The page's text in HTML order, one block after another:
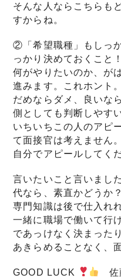
そんな人ならこちらも
すからね。
②「希望職種」もしっ
っかり決めておくこと
何がやりたいのか、が
進みます。これホント。
だめならダメ、良いな
側としても判断しやすい
いちいちこの人のアピ
て面接官は考えません。
自分でアピールしてく
言いたいこと言いまし
代なら、素直かどうか
専門知識は後で仕入れ
一緒に職場で働いて行
であっけなく決まった
あきらめることなく、
GOOD LUCK 佐